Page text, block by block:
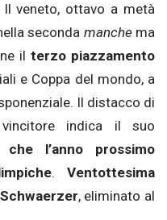
Il veneto, ottavo a metà
seconda manchema
il terzo piazzamento
e Coppa del mondo, a
Il distacco di
indica il suo
l’anno prossimo
. Ventottesima
, eliminato al